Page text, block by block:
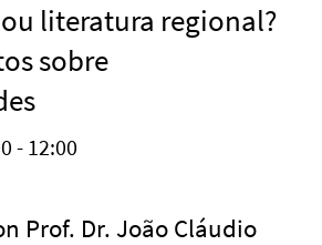
literatura regional?
sobre
- 12:00
Prof. Dr. João Cláudio